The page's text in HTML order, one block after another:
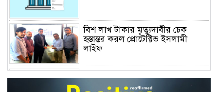
বিশ লাখ টাকার মৃত্যুদাবীর চেক
হস্তান্তর করল প্রোটেক্টিভ ইসলামী
লাইফ
শেয়ার দর, ডিএসইর সতর্কবার্তা